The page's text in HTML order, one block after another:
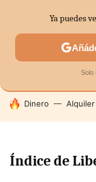
SECTORES
HOY SE HABLA DE
Dinero Alquiler
Índice de
Ya puedes
Solo